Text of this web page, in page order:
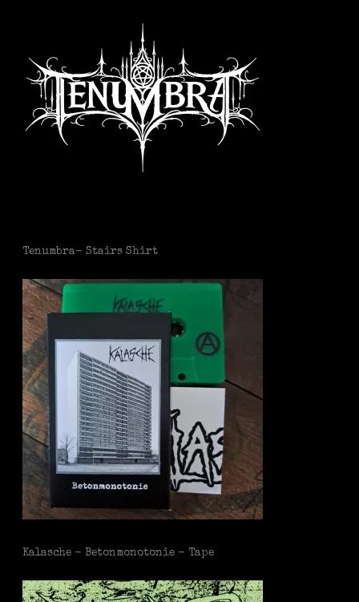
Tenumbra- Stairs Shirt
Kalasche - Betonmonotonie - Tape